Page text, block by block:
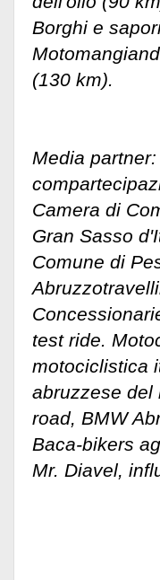
Borghi e
(130 km).
Media
Camera di
Gran Sasso
Comune di
test ride.
motociclistica
abruzzese del
road, BMW
Baca-bikers
Mr. Diavel,